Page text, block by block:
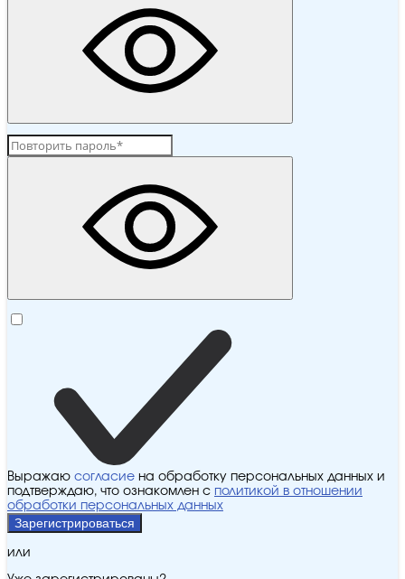
Выражаю согласие на обработку персональных данных и
подтверждаю, что ознакомлен с политикой в отношении
обработки персональных данных
Зарегистрироваться
или